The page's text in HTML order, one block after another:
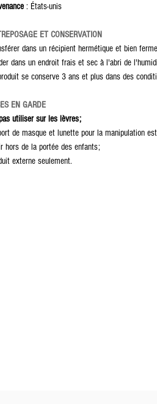
: États-unis
ET CONSERVATION
dans un récipient hermétique et bien
dans un endroit frais et sec à l'abri de
se conserve 3 ans et plus dans des
EN GARDE
utiliser sur les lèvres;
de masque et lunette pour la manipulation
hors de la portée des enfants;
externe seulement.